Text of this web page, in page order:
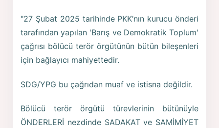
"27 Şubat 2025 tarihinde PKK’nın kurucu önderi
tarafından yapılan 'Barış ve Demokratik Toplum'
çağrısı bölücü terör örgütünün bütün bileşenleri
için bağlayıcı mahiyettedir.
SDG/YPG bu çağrıdan muaf ve istisna değildir.
Bölücü terör örgütü türevlerinin bütünüyle
ÖNDERLERİ nezdinde SADAKAT ve SAMİMİYET